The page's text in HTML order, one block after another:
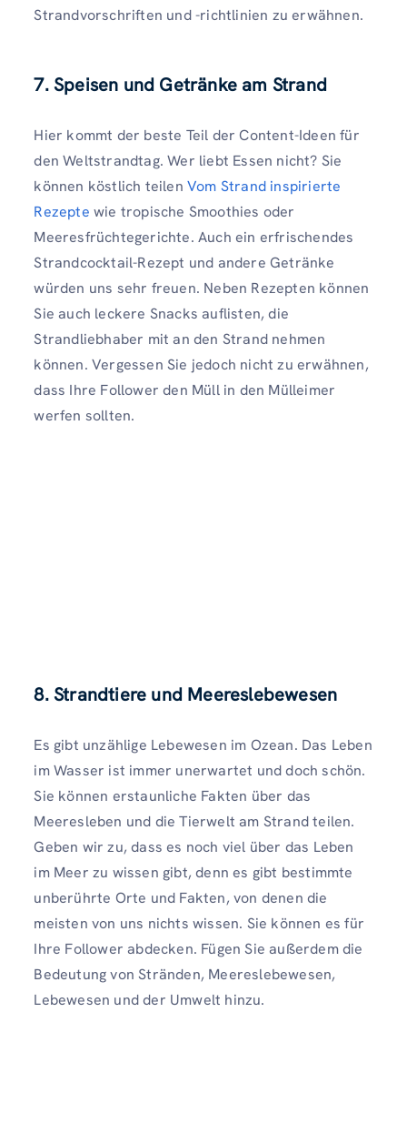
Strandvorschriften und -richtlinien zu erwähnen.
7. Speisen und Getränke am Strand
Hier kommt der beste Teil der Content-Ideen für
den Weltstrandtag. Wer liebt Essen nicht? Sie
können köstlich teilen Vom Strand inspirierte
Rezepte wie tropische Smoothies oder
Meeresfrüchtegerichte. Auch ein erfrischendes
Strandcocktail-Rezept und andere Getränke
würden uns sehr freuen. Neben Rezepten können
Sie auch leckere Snacks auflisten, die
Strandliebhaber mit an den Strand nehmen
können. Vergessen Sie jedoch nicht zu erwähnen,
dass Ihre Follower den Müll in den Mülleimer
werfen sollten.
8. Strandtiere und Meereslebewesen
Es gibt unzählige Lebewesen im Ozean. Das Leben
im Wasser ist immer unerwartet und doch schön.
Sie können erstaunliche Fakten über das
Meeresleben und die Tierwelt am Strand teilen.
Geben wir zu, dass es noch viel über das Leben
im Meer zu wissen gibt, denn es gibt bestimmte
unberührte Orte und Fakten, von denen die
meisten von uns nichts wissen. Sie können es für
Ihre Follower abdecken. Fügen Sie außerdem die
Bedeutung von Stränden, Meereslebewesen,
Lebewesen und der Umwelt hinzu.